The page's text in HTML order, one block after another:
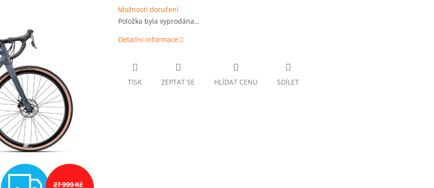
27 999 Kč
Možnosti doručení
Položka byla vyprodána…
Detailní informace
TISK ZEPTAT SE HLÍDAT CENU SDÍLET